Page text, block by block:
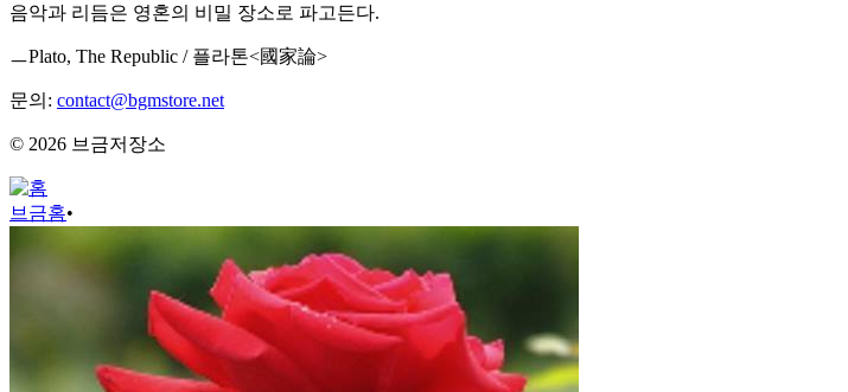
음악과 리듬은 영혼의 비밀 장소로 파고든다.
ㅡPlato, The Republic / 플라톤<國家論>
문의: contact@bgmstore.net
© 2026 브금저장소
브금홈•